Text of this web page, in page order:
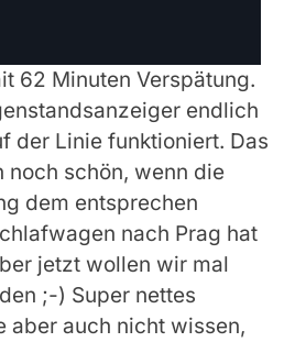
62 Minuten Verspätung.
endlich
der Linie funktioniert. Das
noch schön, wenn die
dem entsprechen
nach Prag hat
jetzt wollen wir mal
;-) Super nettes
aber auch nicht wissen,